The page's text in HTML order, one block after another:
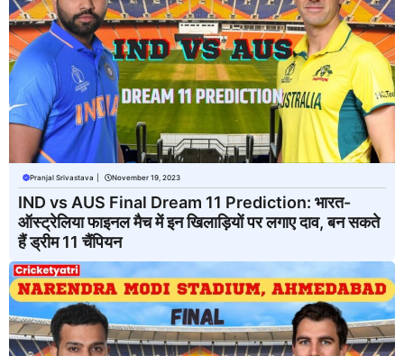
Pranjal Srivastava November 19, 2023
IND vs AUS Final Dream 11 Prediction: भारत-
ऑस्ट्रेलिया फाइनल मैच में इन खिलाड़ियों पर लगाए दाव, बन सकते
हैं ड्रीम 11 चैंपियन